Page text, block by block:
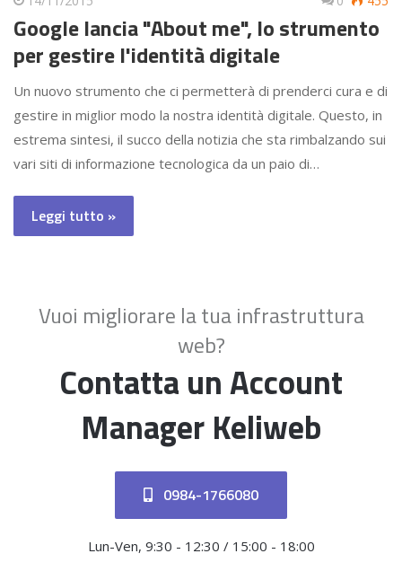
Google lancia "About me", lo strumento
per gestire l'identità digitale
Un nuovo strumento che ci permetterà di prenderci cura e di
gestire in miglior modo la nostra identità digitale. Questo, in
estrema sintesi, il succo della notizia che sta rimbalzando sui
vari siti di informazione tecnologica da un paio di…
Leggi tutto »
Vuoi migliorare la tua infrastruttura
web?
Contatta un Account
Manager Keliweb
0984-1766080
Lun-Ven, 9:30 - 12:30 / 15:00 - 18:00